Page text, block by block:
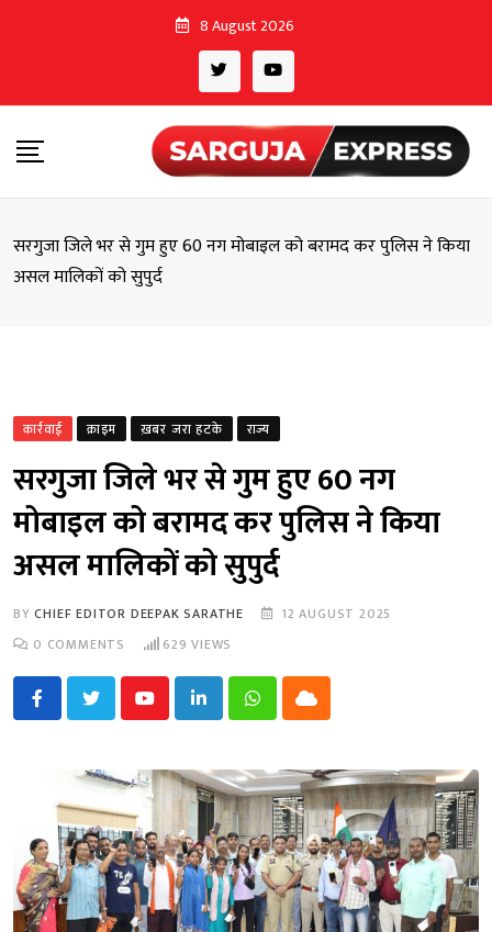
8 August 2026
सरगुजा जिले भर से गुम हुए 60 नग मोबाइल को बरामद कर पुलिस ने किया
असल मालिकों को सुपुर्द
कार्रवाई क्राइम ख़बर जरा हटके राज्य
सरगुजा जिले भर से गुम हुए 60 नग
मोबाइल को बरामद कर पुलिस ने किया
असल मालिकों को सुपुर्द
BYCHIEF EDITOR DEEPAK SARATHE
12 AUGUST 2025
0 COMMENTS 629 VIEWS
YoutubeLinkedInWhatsappCloud